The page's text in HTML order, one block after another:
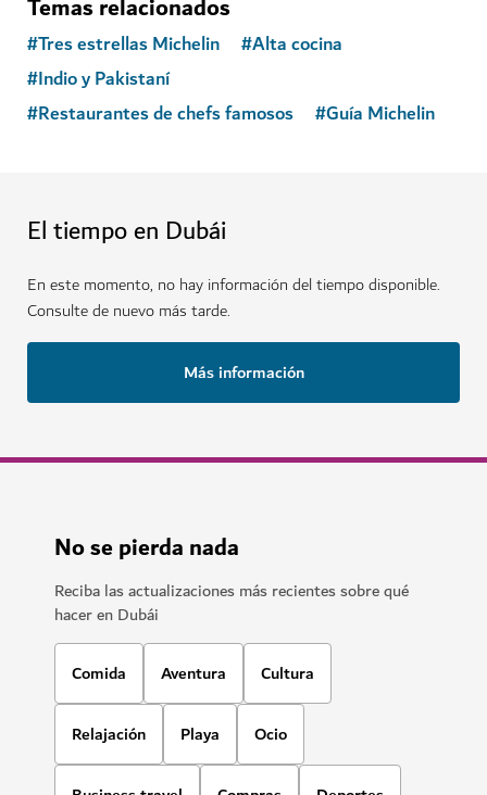
Temas relacionados
#Tres estrellas Michelin #Alta cocina
#Indio y Pakistaní
#Restaurantes de chefs famosos #Guía Michelin
El tiempo en Dubái
En este momento, no hay información del tiempo disponible.
Consulte de nuevo más tarde.
Más información
No se pierda nada
Reciba las actualizaciones más recientes sobre qué
hacer en Dubái
Comida Aventura Cultura
Relajación Playa Ocio